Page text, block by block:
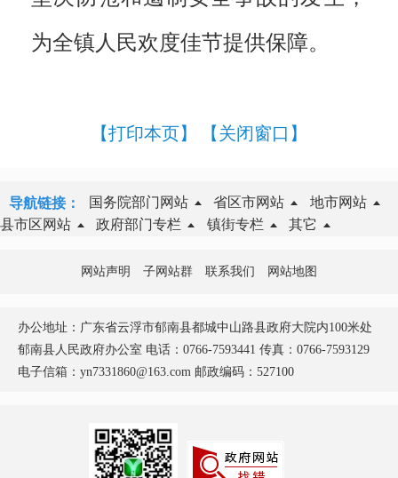
为全镇人民欢度佳节提供保障。
【打印本页】 【关闭窗口】
导航链接： 国务院部门网站 省区市网站
地市网站
县市区网站
政府部门专栏 镇街专栏 其它
网站声明 子网站群 联系我们 网站地图
办公地址：广东省云浮市郁南县都城中山路县政府大院内100米处
郁南县人民政府办公室 电话：0766-7593441 传真：0766-7593129
电子信箱：yn7331860@163.com 邮政编码：527100